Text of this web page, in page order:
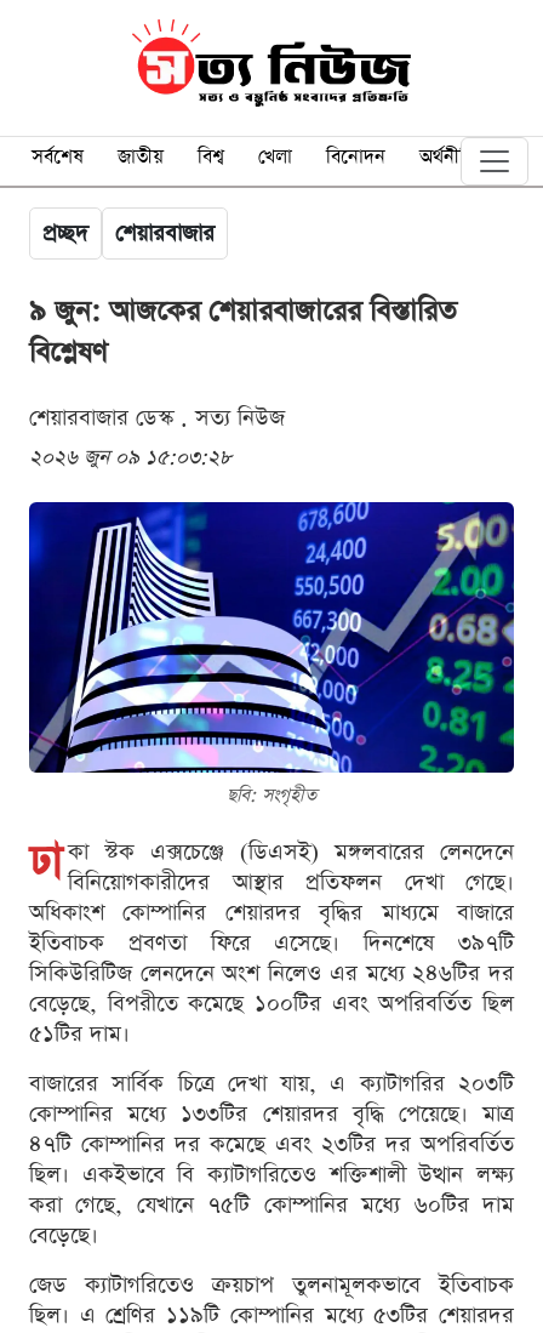
সর্বশেষ জাতীয় বিশ্ব খেলা বিনোদন অর্থনীতি
প্রচ্ছদ শেয়ারবাজার
৯ জুন: আজকের শেয়ারবাজারের বিস্তারিত
বিশ্লেষণ
শেয়ারবাজার ডেস্ক . সত্য নিউজ
২০২৬ জুন ০৯ ১৫:০৩:২৮
ছবি: সংগৃহীত
ঢা কা স্টক এক্সচেঞ্জে (ডিএসই) মঙ্গলবারের লেনদেনে
বিনিয়োগকারীদের আস্থার প্রতিফলন দেখা গেছে।
অধিকাংশ কোম্পানির শেয়ারদর বৃদ্ধির মাধ্যমে বাজারে
ইতিবাচক প্রবণতা ফিরে এসেছে। দিনশেষে ৩৯৭টি
সিকিউরিটিজ লেনদেনে অংশ নিলেও এর মধ্যে ২৪৬টির দর
বেড়েছে, বিপরীতে কমেছে ১০০টির এবং অপরিবর্তিত ছিল
৫১টির দাম।
বাজারের সার্বিক চিত্রে দেখা যায়, এ ক্যাটাগরির ২০৩টি
কোম্পানির মধ্যে ১৩৩টির শেয়ারদর বৃদ্ধি পেয়েছে। মাত্র
৪৭টি কোম্পানির দর কমেছে এবং ২৩টির দর অপরিবর্তিত
ছিল। একইভাবে বি ক্যাটাগরিতেও শক্তিশালী উত্থান লক্ষ্য
করা গেছে, যেখানে ৭৫টি কোম্পানির মধ্যে ৬০টির দাম
বেড়েছে।
জেড ক্যাটাগরিতেও ক্রয়চাপ তুলনামূলকভাবে ইতিবাচক
ছিল। এ শ্রেণির ১১৯টি কোম্পানির মধ্যে ৫৩টির শেয়ারদর